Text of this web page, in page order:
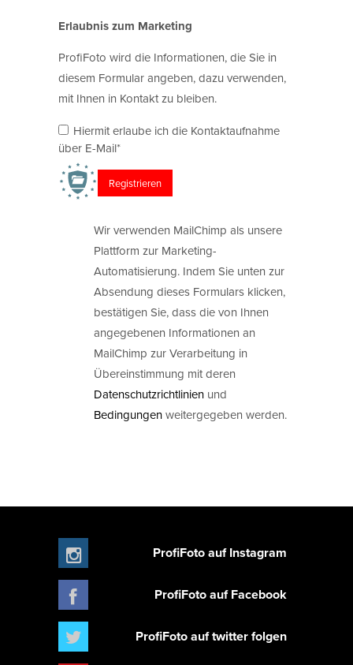
Erlaubnis zum Marketing
ProfiFoto wird die Informationen, die Sie in
diesem Formular angeben, dazu verwenden,
mit Ihnen in Kontakt zu bleiben.
Hiermit erlaube ich die Kontaktaufnahme
über E-Mail*
Wir verwenden MailChimp als unsere
Plattform zur Marketing-
Automatisierung. Indem Sie unten zur
Absendung dieses Formulars klicken,
bestätigen Sie, dass die von Ihnen
angegebenen Informationen an
MailChimp zur Verarbeitung in
Übereinstimmung mit deren
Datenschutzrichtlinien und
Bedingungenweitergegeben werden.
ProfiFoto auf Instagram
ProfiFoto auf Facebook
ProfiFoto auf twitter folgen